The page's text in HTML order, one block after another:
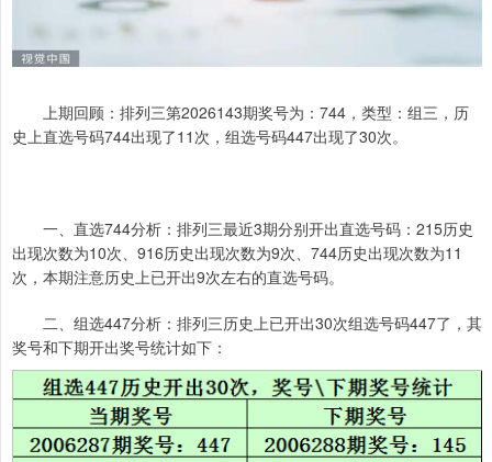
上期回顾：排列三第2026143期奖号为：744，类型：组三，历
史上直选号码744出现了11次，组选号码447出现了30次。
一、直选744分析：排列三最近3期分别开出直选号码：215历史
出现次数为10次、916历史出现次数为9次、744历史出现次数为11
次，本期注意历史上已开出9次左右的直选号码。
二、组选447分析：排列三历史上已开出30次组选号码447了，其
奖号和下期开出奖号统计如下：